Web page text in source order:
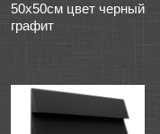
50х50см цвет черный
графит